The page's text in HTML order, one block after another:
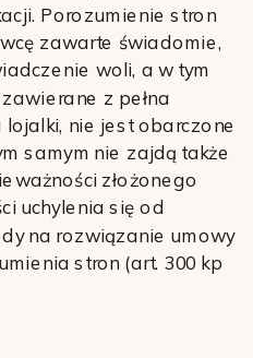
Porozumienie stron
zawarte świadomie,
woli, a w tym
z pełna
nie jest obarczone
samym nie zajdą także
złożonego
uchylenia się od
na rozwiązanie umowy
stron (art. 300 kp